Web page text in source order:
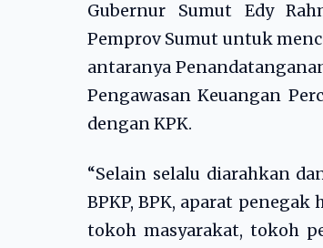
Gubernur Sumut Edy
Pemprov Sumut untuk
antaranya
Pengawasan Keuangan
dengan KPK.
“Selain selalu diarahkan
BPKP, BPK, aparat
tokoh masyarakat, tokoh